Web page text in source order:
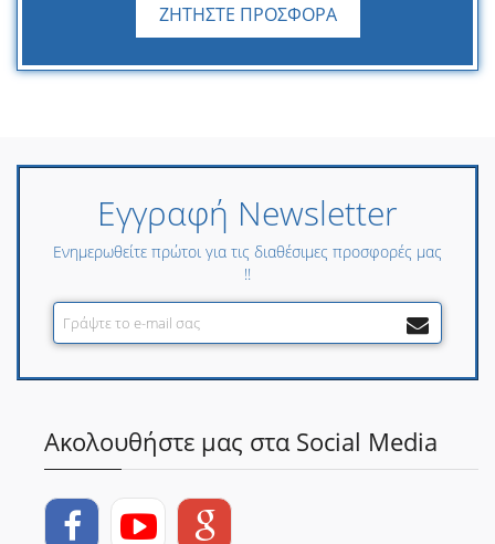
ΖΗΤΗΣΤΕ ΠΡΟΣΦΟΡΑ
Εγγραφή Newsletter
Ενημερωθείτε πρώτοι για τις διαθέσιμες προσφορές μας
!!
Ακολουθήστε μας στα Social Media